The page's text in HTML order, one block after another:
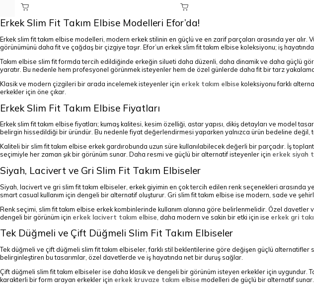
Erkek Slim Fit Takım Elbise Modelleri Efor’da!
Erkek slim fit takım elbise modelleri, modern erkek stilinin en güçlü ve en zarif parçaları arasında yer alır.
görünümünü daha fit ve çağdaş bir çizgiye taşır. Efor’un erkek slim fit takım elbise koleksiyonu; iş
Takım elbise slim fit formda tercih edildiğinde erkeğin silueti daha düzenli, daha dinamik ve daha güçlü
yaratır. Bu nedenle hem profesyonel görünmek isteyenler hem de özel günlerde daha fit bir tarz
Klasik ve modern çizgileri bir arada incelemek isteyenler için erkek takım elbise koleksiyonu farklı
erkekler için öne çıkar.
Erkek Slim Fit Takım Elbise Fiyatları
Erkek slim fit takım elbise fiyatları; kumaş kalitesi, kesim özelliği, astar yapısı, dikiş detayları ve model
belirgin hissedildiği bir üründür. Bu nedenle fiyat değerlendirmesi yaparken yalnızca ürün bedeline değil,
Kaliteli bir slim fit takım elbise erkek gardırobunda uzun süre kullanılabilecek değerli bir parçadır. İş
seçimiyle her zaman şık bir görünüm sunar. Daha resmi ve güçlü bir alternatif isteyenler için erkek siyah
Siyah, Lacivert ve Gri Slim Fit Takım Elbiseler
Siyah, lacivert ve gri slim fit takım elbiseler, erkek giyimin en çok tercih edilen renk seçenekleri arasında
smart casual kullanım için dengeli bir alternatif oluşturur. Gri slim fit takım elbise ise modern, sade ve
Renk seçimi, slim fit takım elbise erkek kombinlerinde kullanım alanına göre belirlenmelidir. Özel
dengeli bir görünüm için erkek lacivert takım elbise , daha modern ve sakin bir etki için ise erkek gri
Tek Düğmeli ve Çift Düğmeli Slim Fit Takım Elbiseler
Tek düğmeli ve çift düğmeli slim fit takım elbiseler, farklı stil beklentilerine göre değişen güçlü
belirginleştiren bu tasarımlar, özel davetlerde ve iş hayatında net bir duruş sağlar.
Çift düğmeli slim fit takım elbiseler ise daha klasik ve dengeli bir görünüm isteyen erkekler için uygundur.
karakterli bir form arayan erkekler için erkek kruvaze takım elbise modelleri de güçlü bir alternatif